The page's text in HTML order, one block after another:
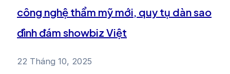
công nghệ thẩm mỹ mới, quy tụ dàn sao
đình đám showbiz Việt
22 Tháng 10, 2025